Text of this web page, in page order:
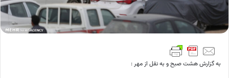
به گزارش هشت صبح و به نقل از مهر :